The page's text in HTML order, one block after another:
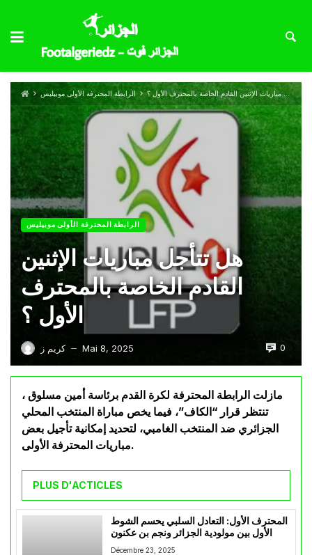
الرابطة المحترفة الأولى موبيليس هل تتأجل مباريات الإثنين القادم الخاصة بالمحترف الأول ؟
الرابطة المحترفة الأولى موبيليس
هل تتأجل مباريات الإثنين
القادم الخاصة بالمحترف
الأول ؟
كريم ز — Mai 8, 2025 0
مازلت الرابطة المحترفة لكرة القدم برئاسة أمين مسلوق ،
تنتظر قرار “الكاف”، فيما يخص مباراة المنتخب المحلي
الجزائري ضد المنتخب الغامبي، لتحديد إمكانية تأجيل بعض
مباريات المحترفة الأولى.
PLUS D'ACTICLES
المحترف الأول: التعادل السلبي يحسم الشوط
الأول بين مولودية الجزائر ونجم بن عكنون
Décembre 23, 2025